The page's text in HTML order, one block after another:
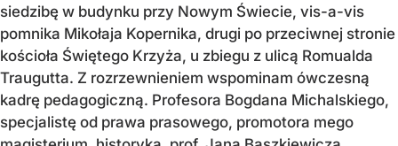
siedzibę w budynku przy Nowym Świecie, vis-a-vis
pomnika Mikołaja Kopernika, drugi po przeciwnej stronie
kościoła Świętego Krzyża, u zbiegu z ulicą Romualda
Traugutta. Z rozrzewnieniem wspominam ówczesną
kadrę pedagogiczną. Profesora Bogdana Michalskiego,
specjalistę od prawa prasowego, promotora mego